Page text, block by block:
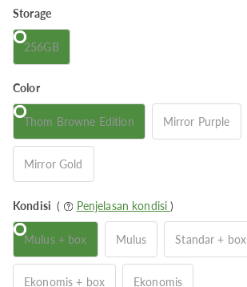
Storage
256GB
Color
Thom Browne Edition Mirror Purple
Mirror Gold
Kondisi ( Penjelasan kondisi)
Mulus + box Mulus Standar + box
Ekonomis + box Ekonomis